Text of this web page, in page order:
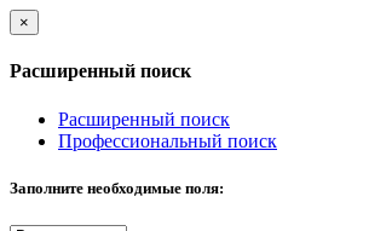
×
Расширенный поиск
Расширенный поиск
Профессиональный поиск
Заполните необходимые поля: